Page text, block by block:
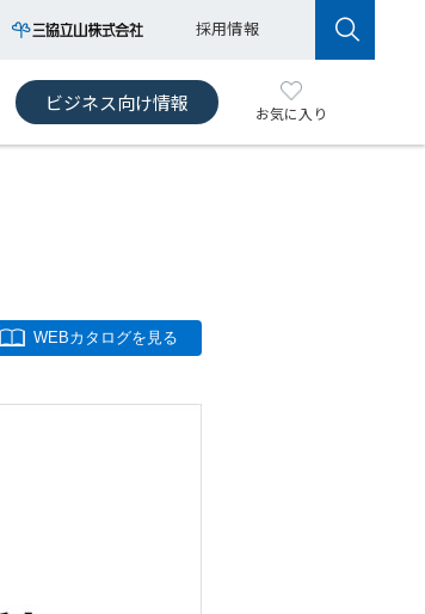
採用情報
ビジネス向け情報 お気に入り
WEBカタログを見る